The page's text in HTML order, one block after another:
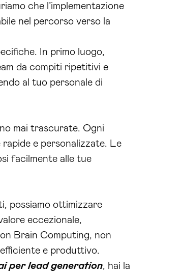
che l’implementazione
nel percorso verso la
In primo luogo,
da compiti ripetitivi e
al tuo personale di
mai trascurate. Ogni
e personalizzate. Le
facilmente alle tue
possiamo ottimizzare
eccezionale,
Brain Computing, non
e produttivo.
per lead generation, hai la